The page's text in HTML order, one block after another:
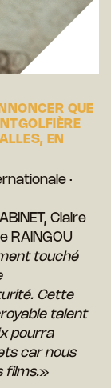
QUE
EN
·
Claire
RAINGOU
touché
Cette
talent
pourra
car nous
films.»